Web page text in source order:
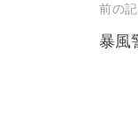
前の
暴風